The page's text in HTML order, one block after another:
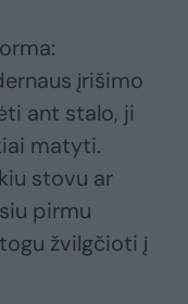
įrišimo
ant stalo, ji
matyti.
stovu ar
pirmu
žvilgčioti į